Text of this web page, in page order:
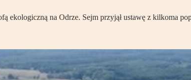
ekologiczną na Odrze. Sejm przyjął ustawę z kilkoma